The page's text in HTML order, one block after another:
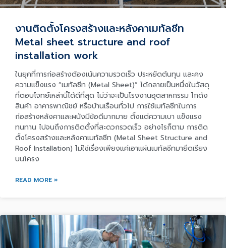
งานติดตั้งโครงสร้างและหลังคาเมทัลชีท
Metal sheet structure and roof
installation work
ในยุคที่การก่อสร้างต้องเน้นความรวดเร็ว ประหยัดต้นทุน และคง
ความแข็งแรง “เมทัลชีท (Metal Sheet)” ได้กลายเป็นหนึ่งในวัสดุ
ที่ตอบโจทย์เหล่านี้ได้ดีที่สุด ไม่ว่าจะเป็นโรงงานอุตสาหกรรม โกดัง
สินค้า อาคารพาณิชย์ หรือบ้านเรือนทั่วไป การใช้เมทัลชีทในการ
ก่อสร้างหลังคาและผนังมีข้อดีมากมาย ตั้งแต่ความเบา แข็งแรง
ทนทาน ไปจนถึงการติดตั้งที่สะดวกรวดเร็ว อย่างไรก็ตาม การติด
ตั้งโครงสร้างและหลังคาเมทัลชีท (Metal Sheet Structure and
Roof Installation) ไม่ใช่เรื่องเพียงแค่เอาแผ่นเมทัลชีทมายึดเรียง
บนโครง
READ MORE »